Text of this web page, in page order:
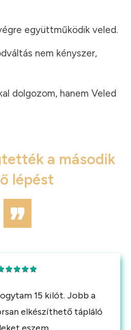
együttműködik veled.
nem kényszer,
dolgozom, hanem Veled
a második
lépést
„
15 kilót. Jobb a
elkészíthető tápláló